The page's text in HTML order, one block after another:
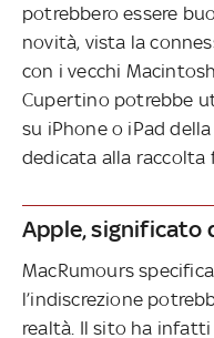
potrebbero essere
novità, vista la
con i vecchi
Cupertino potrebbe
su iPhone o iPad della
dedicata alla raccolta
Apple, significato
MacRumours
l’indiscrezione
realtà. Il sito ha